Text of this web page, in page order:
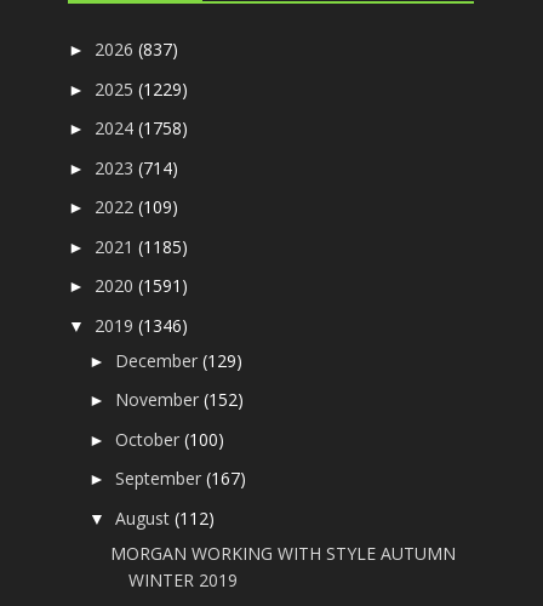
► 2026(837)
► 2025(1229)
► 2024(1758)
► 2023(714)
► 2022(109)
► 2021(1185)
► 2020(1591)
▼ 2019(1346)
► December(129)
► November(152)
►October(100)
►September(167)
▼August(112)
MORGAN WORKING WITH STYLE AUTUMN
WINTER 2019